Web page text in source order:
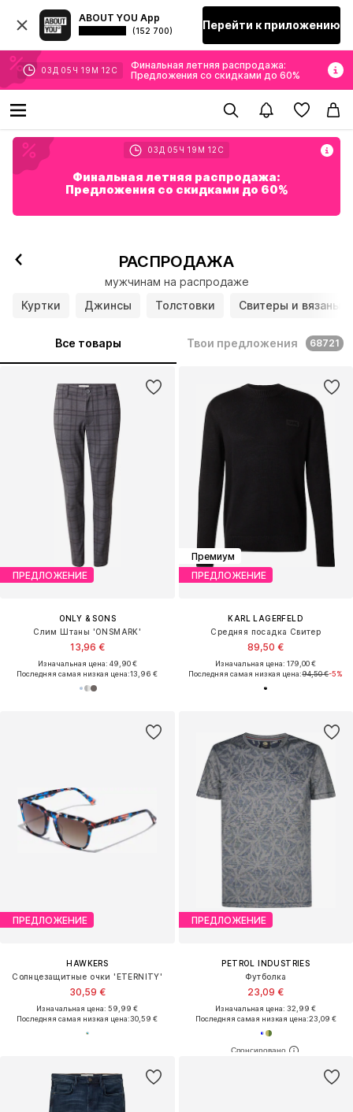
ABOUT YOU App
(152 700) Перейти к приложению
03 Д 05 Ч 19 М 10 С
Финальная летняя распродажа:
Предложения со скидками до 60%
03 Д 05 Ч 19 М 10 С
Финальная летняя распродажа:
Предложения со скидками до 60%
РАСПРОДАЖА
мужчинам на распродаже
Куртки
Джинсы Толстовки Свитеры и вязаные
Все товары Твои предложения 68721
ПРЕДЛОЖЕНИЕ
ONLY & SONS
Слим Штаны 'ONSMARK'
13,96 €
Изначальная цена: 49,90 €
Последняя самая низкая цена:13,96 €
Премиум
ПРЕДЛОЖЕНИЕ
KARL LAGERFELD
Средняя посадка Свитер
89,50 €
Изначальная цена: 179,00 €
Последняя самая низкая цена:94,50 €-5%
ПРЕДЛОЖЕНИЕ
HAWKERS
Солнцезащитные очки 'ETERNITY'
30,59 €
Изначальная цена: 59,99 €
Последняя самая низкая цена:30,59 €
ПРЕДЛОЖЕНИЕ
PETROL INDUSTRIES
Футболка
23,09 €
Изначальная цена: 32,99 €
Последняя самая низкая цена:23,09 €